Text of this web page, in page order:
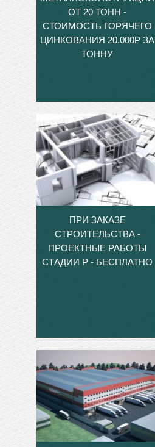
ОТ 20 ТОНН -
СТОИМОСТЬ ГОРЯЧЕГО
ЦИНКОВАНИЯ 20.000Р ЗА
ТОННУ
ПРИ ЗАКАЗЕ
СТРОИТЕЛЬСТВА -
ПРОЕКТНЫЕ РАБОТЫ
СТАДИИ Р - БЕСПЛАТНО